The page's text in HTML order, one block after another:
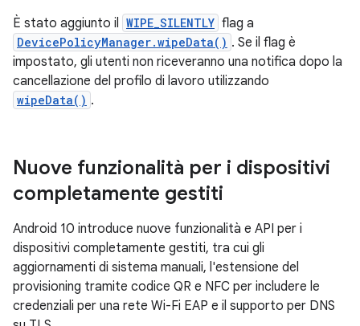
È stato aggiunto il WIPE_SILENTLY flag a
DevicePolicyManager.wipeData() . Se il flag è
impostato, gli utenti non riceveranno una notifica dopo la
cancellazione del profilo di lavoro utilizzando
wipeData() .
Nuove funzionalità per i dispositivi
completamente gestiti
Android 10 introduce nuove funzionalità e API per i
dispositivi completamente gestiti, tra cui gli
aggiornamenti di sistema manuali, l'estensione del
provisioning tramite codice QR e NFC per includere le
credenziali per una rete Wi-Fi EAP e il supporto per DNS